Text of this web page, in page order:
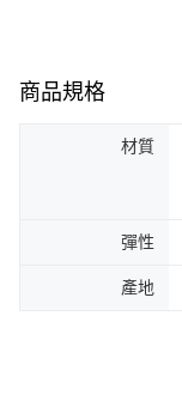
商品規格
材質
彈性
產地